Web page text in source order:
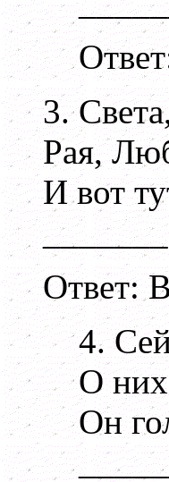
3.
Рая,
И вот
Ответ:
4.
О них
Он